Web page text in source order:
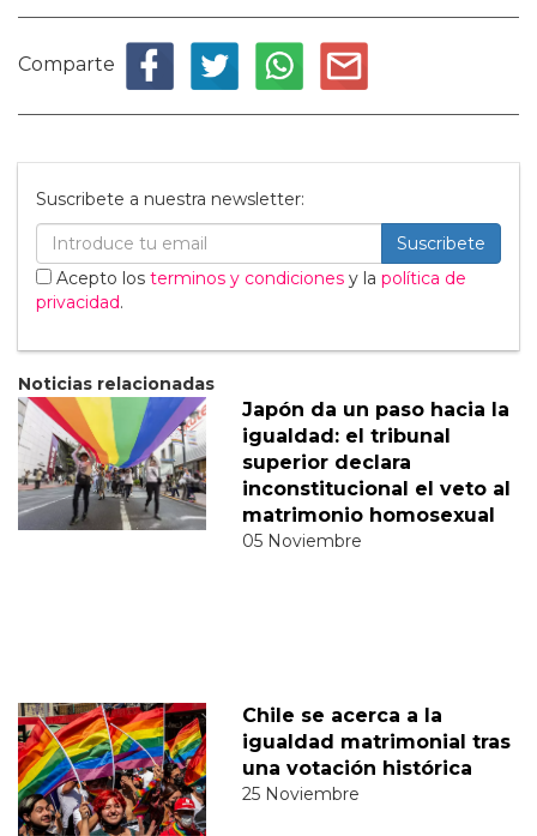
Comparte
Suscribete a nuestra newsletter:
Suscribete
Acepto los terminos y condiciones y la política de
privacidad.
Noticias relacionadas
Japón da un paso hacia la
igualdad: el tribunal
superior declara
inconstitucional el veto al
matrimonio homosexual
05 Noviembre
Chile se acerca a la
igualdad matrimonial tras
una votación histórica
25 Noviembre